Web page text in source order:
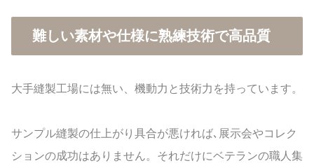
難しい素材や仕様に熟練技術で高品質
大手縫製工場には無い、機動力と技術力を持っています。
サンプル縫製の仕上がり具合が悪ければ､展示会やコレク
ションの成功はありません。それだけにベテランの職人集